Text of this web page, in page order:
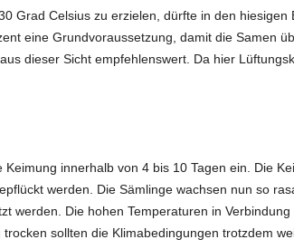
Grad Celsius zu erzielen, dürfte in den
eine Grundvoraussetzung, damit die Samen
dieser Sicht empfehlenswert. Da hier
innerhalb von 4 bis 10 Tagen ein. Die
werden. Die Sämlinge wachsen nun so
werden. Die hohen Temperaturen in
sollten die Klimabedingungen trotzdem